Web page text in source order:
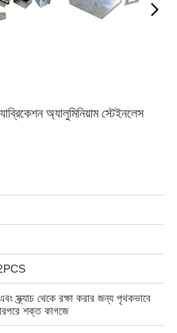
অ্যালুমিনিয়াম স্টেইনলেস
স্ক্র্যাচ থেকে রক্ষা করার জন্য পৃথকভাবে
শক্ত কাগজে